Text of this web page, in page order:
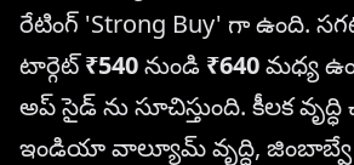
రేటింగ్ 'Strong Buy' గా ఉంది.
టార్గెట్₹540నుండి ₹640మధ్య
అప్ సైడ్ ను సూచిస్తుంది. కీలక
ఇండియా వాల్యూమ్ వృద్ధి,